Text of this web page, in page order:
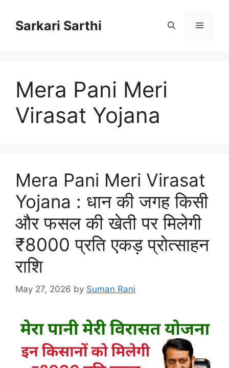
contentSarkari Sarthi Menu
Mera Pani Meri
Virasat Yojana
Mera Pani Meri Virasat
Yojana : धान की जगह किसी
और फसल की खेती पर मिलेगी
₹8000 प्रति एकड़ प्रोत्साहन
राशि
May 27, 2026 by Suman Rani